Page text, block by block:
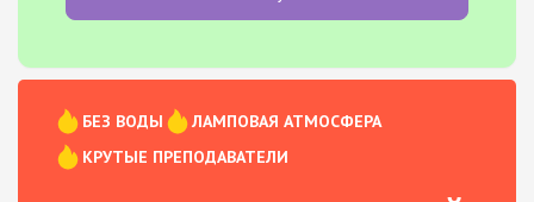
БЕЗ ВОДЫ
ЛАМПОВАЯ АТМОСФЕРА
КРУТЫЕ ПРЕПОДАВАТЕЛИ